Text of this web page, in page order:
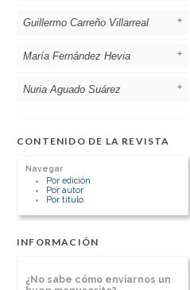
Hospital Universitario San Agustín.
[Ver otros artículos de este autor]
Guillermo Carreño Villarreal
Hospital Universitario San Agustín.
[Ver otros artículos de este autor]
María Fernández Hevia
Hospital Universitario Central de
Nuria Aguado Suárez
CONTENIDO DE LA REVISTA
Navegar
Por edición
Por autor
Por título
INFORMACIÓN
¿No sabe cómo enviarnos un